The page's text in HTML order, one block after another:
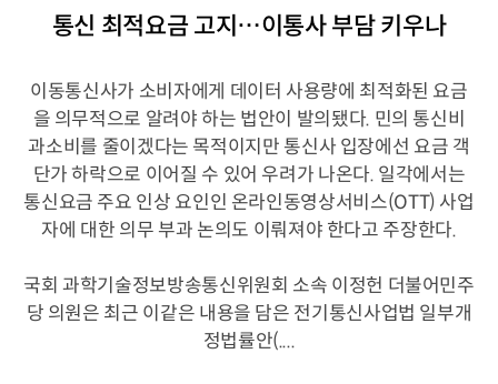
통신 최적요금 고지…이통사 부담 키우나
이동통신사가 소비자에게 데이터 사용량에 최적화된 요금
을 의무적으로 알려야 하는 법안이 발의됐다. 민의 통신비
과소비를 줄이겠다는 목적이지만 통신사 입장에선 요금 객
단가 하락으로 이어질 수 있어 우려가 나온다. 일각에서는
통신요금 주요 인상 요인인 온라인동영상서비스(OTT) 사업
자에 대한 의무 부과 논의도 이뤄져야 한다고 주장한다.
국회 과학기술정보방송통신위원회 소속 이정헌 더불어민주
당 의원은 최근 이같은 내용을 담은 전기통신사업법 일부개
정법률안(....